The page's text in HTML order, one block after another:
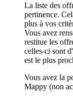
La liste des
pertinence.
plus à vos
Vous avez
restitue les
celles-ci sont
est le plus
Vous avez la
Mappy (non